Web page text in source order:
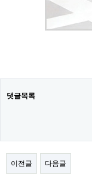
댓글목록
이전글 다음글